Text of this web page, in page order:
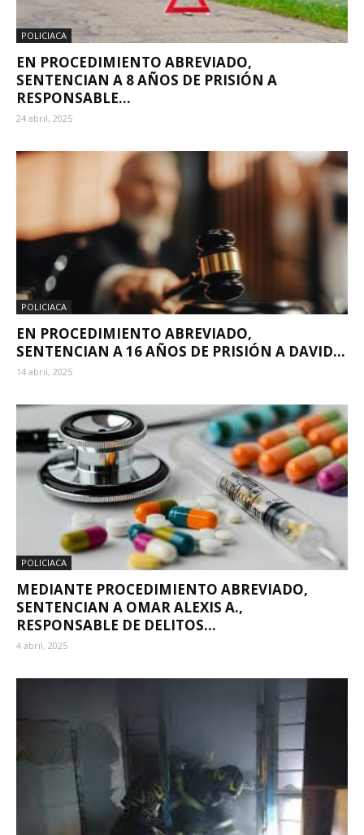
POLICIACA
EN PROCEDIMIENTO ABREVIADO,
SENTENCIAN A 8 AÑOS DE PRISIÓN A
RESPONSABLE...
24 abril, 2025
POLICIACA
EN PROCEDIMIENTO ABREVIADO,
SENTENCIAN A 16 AÑOS DE PRISIÓN A DAVID...
14 abril, 2025
POLICIACA
MEDIANTE PROCEDIMIENTO ABREVIADO,
SENTENCIAN A OMAR ALEXIS A.,
RESPONSABLE DE DELITOS...
4 abril, 2025